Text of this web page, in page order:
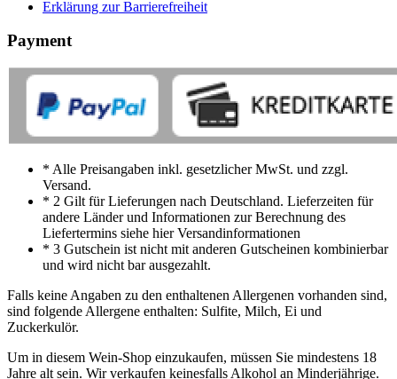
Erklärung zur Barrierefreiheit
Payment
* Alle Preisangaben inkl. gesetzlicher MwSt. und zzgl.
Versand.
* 2 Gilt für Lieferungen nach Deutschland. Lieferzeiten für
andere Länder und Informationen zur Berechnung des
Liefertermins siehe hier Versandinformationen
* 3 Gutschein ist nicht mit anderen Gutscheinen kombinierbar
und wird nicht bar ausgezahlt.
Falls keine Angaben zu den enthaltenen Allergenen vorhanden sind,
sind folgende Allergene enthalten: Sulfite, Milch, Ei und
Zuckerkulör.
Um in diesem Wein-Shop einzukaufen, müssen Sie mindestens 18
Jahre alt sein. Wir verkaufen keinesfalls Alkohol an Minderjährige.